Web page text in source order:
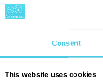
Consent
This website uses cookies
4.9